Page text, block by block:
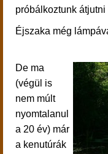
próbálkoztunk
Éjszaka még
De ma
(végül is
nem múlt
nyomtalanul
a 20 év) már
a kenutúrák